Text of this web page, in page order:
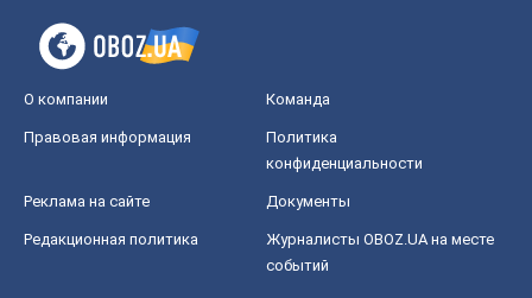
О компании Команда
Правовая информация
Политика
конфиденциальности
Реклама на сайте Документы
Редакционная политика
Журналисты OBOZ.UA на месте
событий